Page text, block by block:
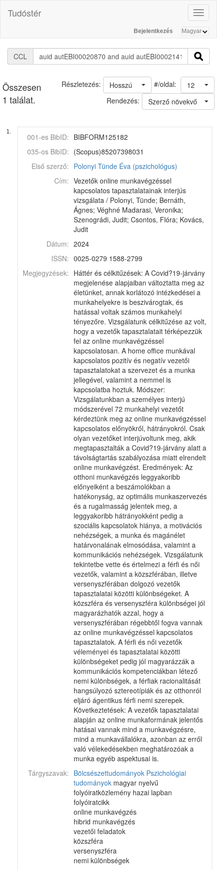
Tudóstér
Bejelentkezés
CCL
Összesen
1 találat.
#/oldal: 12
Hosszú
Részletezés:
Rendezés:
Szerző növekvő
1.
001-es BibID: BIBFORM125182
035-os BibID: (Scopus)85207398031
Első szerző: Polonyi Tünde Éva (pszichológus)
Cím: Vezetők online munkavégzéssel
kapcsolatos tapasztalatainak interjús
vizsgálata / Polonyi, Tünde; Bernáth,
Ágnes; Véghné Madarasi, Veronika;
Szenográdi, Judit; Csontos, Flóra; Kovács,
Judit
Dátum: 2024
ISSN: 0025-0279 1588-2799
Megjegyzések: Háttér és célkitűzések: A Covid?19-járvány
megjelenése alapjaiban változtatta meg az
életünket, annak korlátozó intézkedései a
munkahelyekre is beszivárogtak, és
hatással voltak számos munkahelyi
tényezőre. Vizsgálatunk célkitűzése az volt,
hogy a vezetők tapasztalatait térképezzük
fel az online munkavégzéssel
kapcsolatosan. A home office munkával
kapcsolatos pozitív és negatív vezetői
tapasztalatokat a szervezet és a munka
jellegével, valamint a nemmel is
kapcsolatba hoztuk. Módszer:
Vizsgálatunkban a személyes interjú
módszerével 72 munkahelyi vezetőt
kérdeztünk meg az online munkavégzéssel
kapcsolatos előnyökről, hátrányokról. Csak
olyan vezetőket interjúvoltunk meg, akik
megtapasztalták a Covid?19-járvány alatt a
távolságtartás szabályozása miatt elrendelt
online munkavégzést. Eredmények: Az
otthoni munkavégzés leggyakoribb
előnyeiként a beszámolókban a
hatékonyság, az optimális munkaszervezés
és a rugalmasság jelentek meg, a
leggyakoribb hátrányokként pedig a
szociális kapcsolatok hiánya, a motivációs
nehézségek, a munka és magánélet
határvonalának elmosódása, valamint a
kommunikációs nehézségek. Vizsgálatunk
tekintetbe vette és értelmezi a férfi és női
vezetők, valamint a közszférában, illetve
versenyszférában dolgozó vezetők
tapasztalatai közötti különbségeket. A
közszféra és versenyszféra különbségei jól
magyarázhatók azzal, hogy a
versenyszférában régebbtől fogva vannak
az online munkavégzéssel kapcsolatos
tapasztalatok. A férfi és női vezetők
véleményei és tapasztalatai közötti
különbségeket pedig jól magyarázzák a
kommunikációs kompetenciákban létező
nemi különbségek, a férfiak racionalitását
hangsúlyozó sztereotípiák és az otthonról
eljáró ágentikus férfi nemi szerepek.
Következtetések: A vezetők tapasztalatai
alapján az online munkaformának jelentős
hatásai vannak mind a munkavégzésre,
mind a munkavállalókra, azonban az erről
való vélekedésekben meghatározóak a
munka egyéb aspektusai is.
Tárgyszavak: Bölcsészettudományok Pszichológiai
tudományok magyar nyelvű
folyóiratközlemény hazai lapban
folyóiratcikk
online munkavégzés
hibrid munkavégzés
vezetői feladatok
közszféra
versenyszféra
nemi különbségek